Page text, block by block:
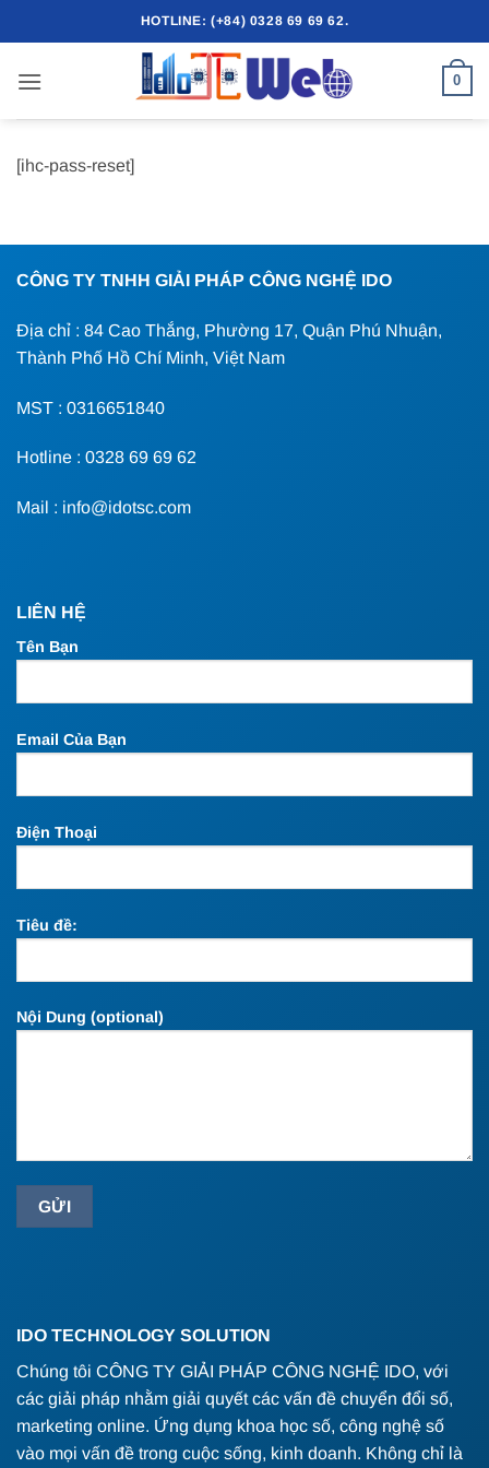
qua
dung
HOTLINE: (+84) 0328 69 69 62.
0
[ihc-pass-reset]
CÔNG TY TNHH GIẢI PHÁP CÔNG NGHỆ IDO
Địa chỉ : 84 Cao Thắng, Phường 17, Quận Phú Nhuận,
Thành Phố Hồ Chí Minh, Việt Nam
MST : 0316651840
Hotline : 0328 69 69 62
Mail : info@idotsc.com
LIÊN HỆ
Tên Bạn
Email Của Bạn
Điện Thoại
Tiêu đề:
Nội Dung (optional)
IDO TECHNOLOGY SOLUTION
Chúng tôi CÔNG TY GIẢI PHÁP CÔNG NGHỆ IDO, với
các giải pháp nhằm giải quyết các vấn đề chuyển đổi số,
marketing online. Ứng dụng khoa học số, công nghệ số
vào mọi vấn đề trong cuộc sống, kinh doanh. Không chỉ là